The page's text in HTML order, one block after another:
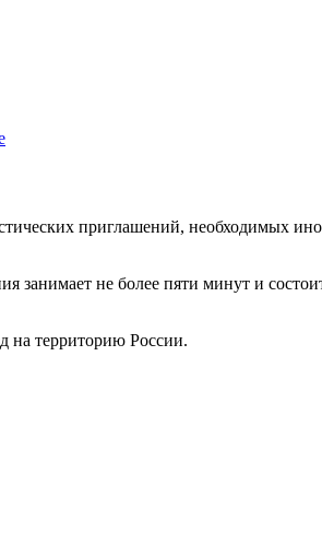
приглашений, необходимых
занимает не более пяти минут и
на территорию России.